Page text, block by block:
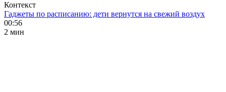
Контекст
Гаджеты по расписанию: дети вернутся на свежий воздух
00:56
2 мин